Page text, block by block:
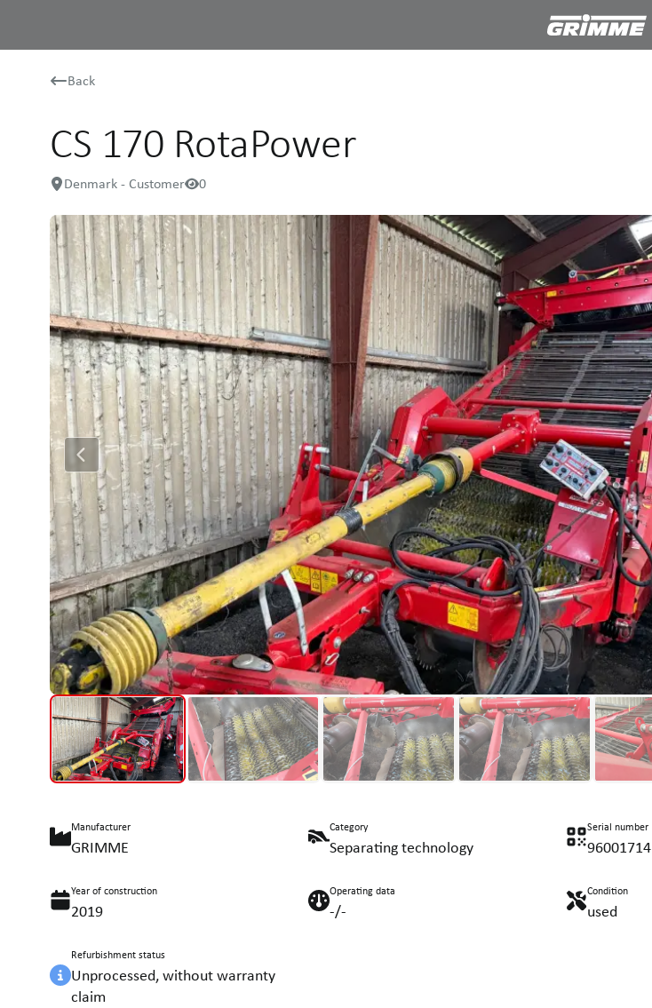
Back
CS 170 RotaPower
Denmark - Customer 0
Manufacturer
GRIMME
Category
Separating technology
Serial number
96001714
Year of construction
2019
Operating data
-/-
Condition
used
Refurbishment status
Unprocessed, without warranty
claim